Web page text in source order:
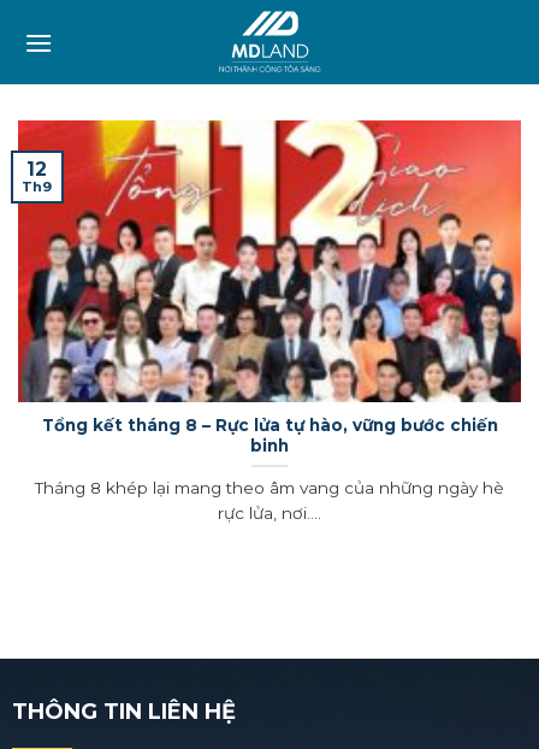
Tổng kết tháng 8 – Rực lửa tự hào, vững bước chiến
binh
Tháng 8 khép lại mang theo âm vang của những ngày hè
rực lửa, nơi....
12
Th9
THÔNG TIN LIÊN HỆ